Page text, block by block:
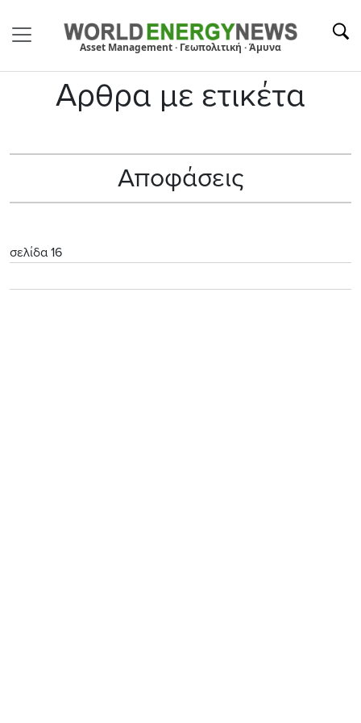
Asset Management · Γεωπολιτική · Άμυνα
Αρθρα με ετικέτα
Αποφάσεις
σελίδα 16